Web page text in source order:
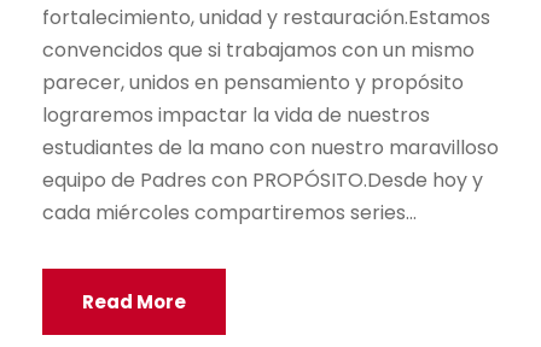
fortalecimiento, unidad y restauración.Estamos
convencidos que si trabajamos con un mismo
parecer, unidos en pensamiento y propósito
lograremos impactar la vida de nuestros
estudiantes de la mano con nuestro maravilloso
equipo de Padres con PROPÓSITO.Desde hoy y
cada miércoles compartiremos series...
Read More